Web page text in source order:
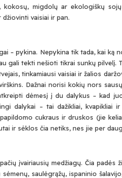
migdolų ar ekologiškų
džiovinti vaisiai ir pan.
– pykina. Nepykina tik tada, kai ką
gali tekti nešioti tikrai sunkų pilvelį.
tinkamiausi vaisiai ir žalios
Dažnai norisi kokių nors
dėmesį į du dalykus – kad
dalykai – tai dažikliai, kvapikliai
cukraus ir druskos (jie
ir sėklos čia netiks, nes jie per
įvairiausių medžiagų. Čia padės
saulėgrąžų, ispaninio